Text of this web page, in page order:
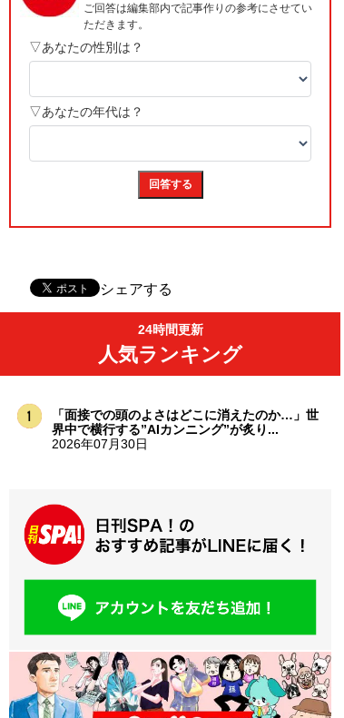
シェアする
24時間更新
人気ランキング
「面接での頭のよさはどこに消えたのか…」世
界中で横行する”AIカンニング”が炙り...
2026年07月30日